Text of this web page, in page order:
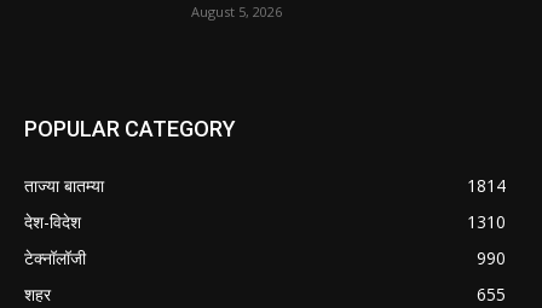
August 5, 2026
POPULAR CATEGORY
ताज्या बातम्या
1814
देश-विदेश
1310
टेक्नॉलॉजी
990
शहर
655